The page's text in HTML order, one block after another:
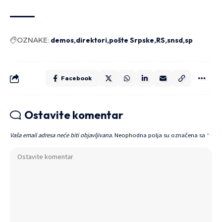
OZNAKE: demos direktori pošte Srpske RS snsd sp
Facebook
Ostavite komentar
Vaša email adresa neće biti objavljivana. Neophodna polja su označena sa *